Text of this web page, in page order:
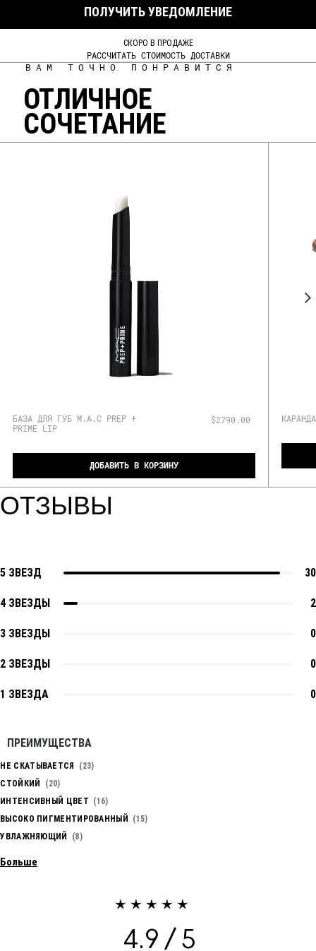
ПОЛУЧИТЬ УВЕДОМЛЕНИЕ
СКОРО В ПРОДАЖЕ
РАССЧИТАТЬ СТОИМОСТЬ ДОСТАВКИ
ВАМ ТОЧНО ПОНРАВИТСЯ
ОТЛИЧНОЕ
СОЧЕТАНИЕ
БАЗА ДЛЯ ГУБ M.A.C PREP +
PRIME LIP
$2790.00
ДОБАВИТЬ В КОРЗИНУ
ОТЗЫВЫ
5 ЗВЕЗД 30
4 ЗВЕЗДЫ 2
3 ЗВЕЗДЫ 0
2 ЗВЕЗДЫ 0
1 ЗВЕЗДА 0
ПРЕИМУЩЕСТВА
НЕ СКАТЫВАЕТСЯ
23
СТОЙКИЙ
20
ИНТЕНСИВНЫЙ ЦВЕТ
16
ВЫСОКО ПИГМЕНТИРОВАННЫЙ
15
УВЛАЖНЯЮЩИЙ
8
Больше
4.9